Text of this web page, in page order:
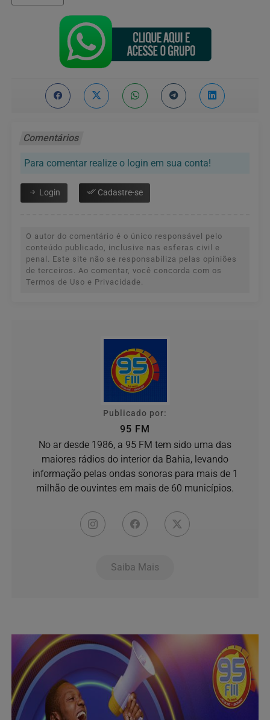
Comentários
Para comentar realize o login em sua conta!
Login Cadastre-se
O autor do comentário é o único responsável pelo
conteúdo publicado, inclusive nas esferas civil e
penal. Este site não se responsabiliza pelas opiniões
de terceiros. Ao comentar, você concorda com os
Termos de Uso e Privacidade.
Publicado por:
95 FM
No ar desde 1986, a 95 FM tem sido uma das
maiores rádios do interior da Bahia, levando
informação pelas ondas sonoras para mais de 1
milhão de ouvintes em mais de 60 municípios.
Saiba Mais